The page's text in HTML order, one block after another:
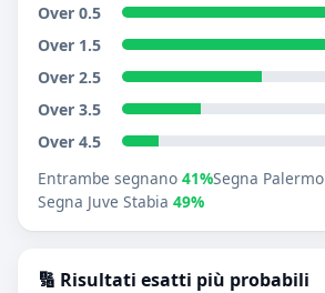
Over 0.5
Over 1.5
Over 2.5
Over 3.5
Over 4.5
Entrambe segnano 41%Segna Palermo
Segna Juve Stabia 49%
🔢 Risultati esatti più probabili